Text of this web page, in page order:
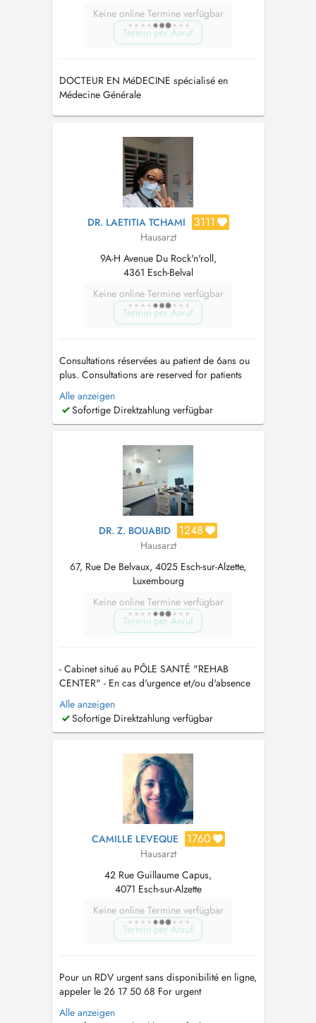
Keine online Termine verfügbar
Termin per Anruf
DOCTEUR EN MéDECINE spécialisé en
Médecine Générale
DR. LAETITIA TCHAMI 3111
Hausarzt
9A-H Avenue Du Rock'n'roll,
4361 Esch-Belval
Keine online Termine verfügbar
Termin per Anruf
Consultations réservées au patient de 6ans ou
plus. Consultations are reserved for patients
over 6 years old and above. NB. EN: MASK
WEARING IS STILL NECESSARY IF YOU HAVE
FLU-LIKE SYMPTOMS ( cought , rhinitis, throat
ACTUALITE EN CAS DE SYMPTOMES
Alle anzeigen
Sofortige Direktzahlung verfügbar
DR. Z. BOUABID 1248
Hausarzt
67, Rue De Belvaux, 4025 Esch-sur-Alzette,
Luxembourg
Keine online Termine verfügbar
Termin per Anruf
- Cabinet situé au PÔLE SANTÉ "REHAB
CENTER" - En cas d'urgence et/ou d'absence
de disponibilité en ligne, veuillez contacter le
(00352) 20 26 31 24. Pour une demande de
visite à domicile, contactez le (00352) 20 26
payant (PID) - Langues parlées: fran...
Alle anzeigen
Sofortige Direktzahlung verfügbar
CAMILLE LEVEQUE 1760
Hausarzt
42 Rue Guillaume Capus,
4071 Esch-sur-Alzette
Keine online Termine verfügbar
Termin per Anruf
Pour un RDV urgent sans disponibilité en ligne,
appeler le 26 17 50 68 For urgent
appointments not available online, call 26 17 50
68 Prise de RDV possible sur le site cm-
Alle anzeigen